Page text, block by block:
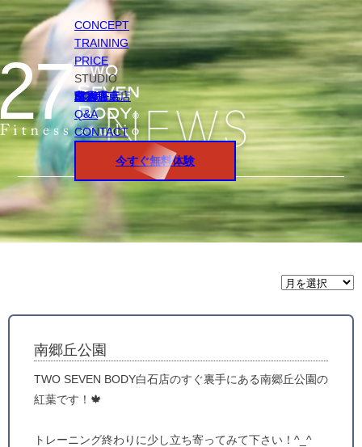
CONCEPT
TRAINING
PRICE
STUDIO
円山店
白石店
桑園店
北18条店
宮の沢店
環状通東店
STAFF
Q&A
CONTACT
今すぐ無料体験
月
間
ー
南郷丘公園
TWO SEVEN BODY白石店のすぐ裏手にある南郷丘公園の
紅葉です！🍁
トレーニング終わりに少し立ち寄ってみて下さい！^_^